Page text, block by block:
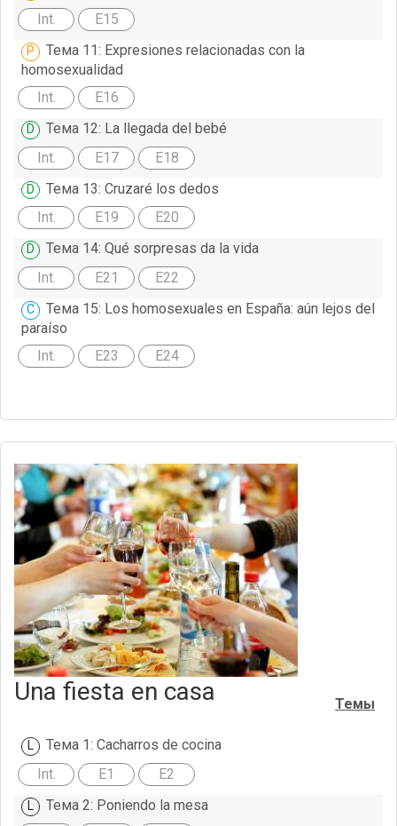
Int.
E15
Тема 11: Expresiones relacionadas con la
homosexualidad
Int.
E16
Тема 12: La llegada del bebé
Int.
E17
E18
Тема 13: Cruzaré los dedos
Int.
E19
E20
Тема 14: Qué sorpresas da la vida
Int.
E21
E22
Тема 15: Los homosexuales en España: aún lejos del
paraíso
Int.
E23 E24
Una fiesta en casa Темы
Тема 1: Cacharros de cocina
Int.
E1
E2
Тема 2: Poniendo la mesa